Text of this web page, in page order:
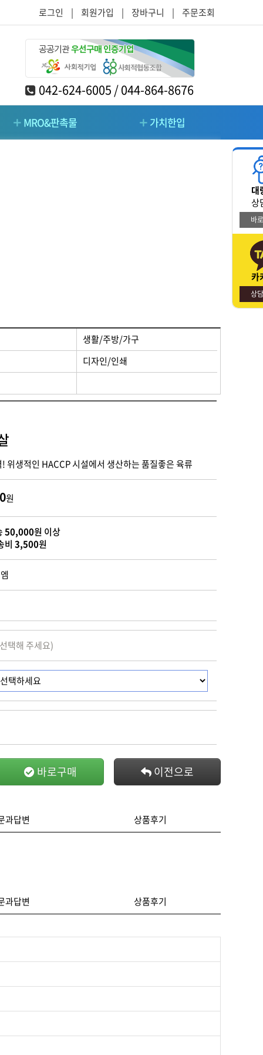
로그인 | 회원가입 | 장바구니 | 주문조회
042-624-6005 / 044-864-8676
MRO&판촉물 가치한입
생활/주방/가구
디자인/인쇄
위생적인 HACCP 시설에서 생산하는 품질좋은 육류
원
50,000원 이상
비 3,500원
택해 주세요)
바로구매 이전으로
과답변 상품후기
과답변 상품후기
대
상
바
카
상